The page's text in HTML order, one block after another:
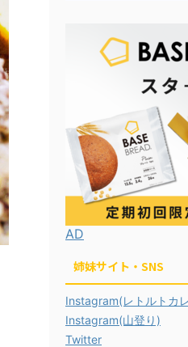
AD
姉妹サイト・SNS
Instagram(レトルトカ
Instagram(山登り)
Twitter